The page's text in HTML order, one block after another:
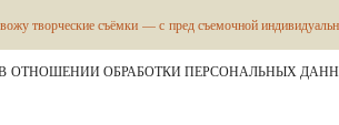
ОТНОШЕНИИ ОБРАБОТКИ ПЕРСОНАЛЬНЫХ
— с пред съемочной индивидуальной консультацией